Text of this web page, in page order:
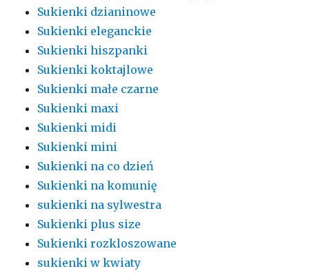
Sukienki dzianinowe
Sukienki eleganckie
Sukienki hiszpanki
Sukienki koktajlowe
Sukienki małe czarne
Sukienki maxi
Sukienki midi
Sukienki mini
Sukienki na co dzień
Sukienki na komunię
sukienki na sylwestra
Sukienki plus size
Sukienki rozkloszowane
sukienki w kwiaty